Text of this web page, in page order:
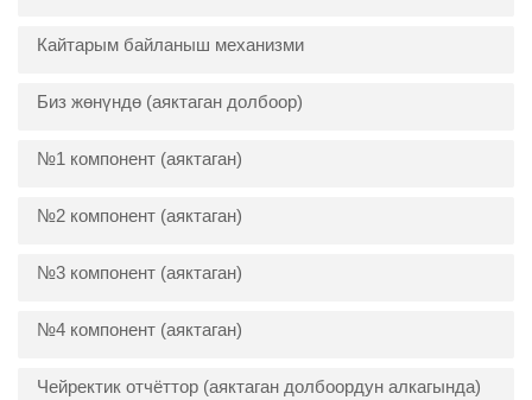
Кайтарым байланыш механизми
Биз жөнүндө (аяктаган долбоор)
№1 компонент (аяктаган)
№2 компонент (аяктаган)
№3 компонент (аяктаган)
№4 компонент (аяктаган)
Чейректик отчёттор (аяктаган долбоордун алкагында)